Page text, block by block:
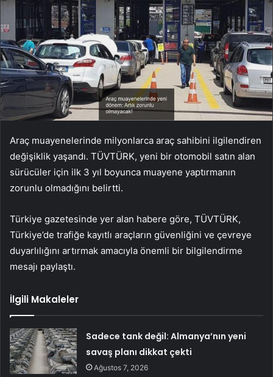
Araç muayenelerinde milyonlarca araç sahibini ilgilendiren
değişiklik yaşandı. TÜVTÜRK, yeni bir otomobil satın alan
sürücüler için ilk 3 yıl boyunca muayene yaptırmanın
zorunlu olmadığını belirtti.
Türkiye gazetesinde yer alan habere göre, TÜVTÜRK,
Türkiye’de trafiğe kayıtlı araçların güvenliğini ve çevreye
duyarlılığını artırmak amacıyla önemli bir bilgilendirme
mesajı paylaştı.
İlgili Makaleler
Sadece tank değil: Almanya’nın yeni
savaş planı dikkat çekti
Ağustos 7, 2026